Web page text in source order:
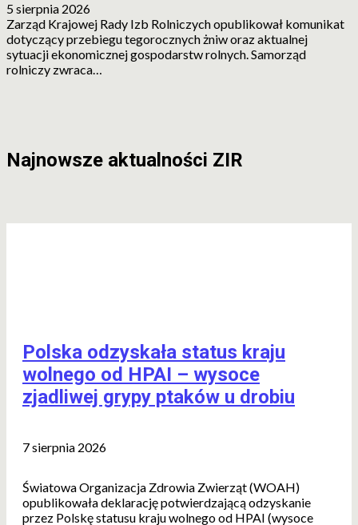
5 sierpnia 2026
Zarząd Krajowej Rady Izb Rolniczych opublikował komunikat
dotyczący przebiegu tegorocznych żniw oraz aktualnej
sytuacji ekonomicznej gospodarstw rolnych. Samorząd
rolniczy zwraca…
Najnowsze aktualności ZIR
Polska odzyskała status kraju
wolnego od HPAI – wysoce
zjadliwej grypy ptaków u drobiu
7 sierpnia 2026
Światowa Organizacja Zdrowia Zwierząt (WOAH)
opublikowała deklarację potwierdzającą odzyskanie
przez Polskę statusu kraju wolnego od HPAI (wysoce